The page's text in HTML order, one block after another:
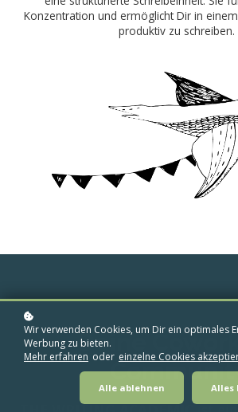
Konzentration und ermöglicht Dir in
produktiv zu schreiben.
Deine
Wir verwenden Cookies, um Dir ein optimales
Werbung zu bieten.
Mehr erfahren oder einzelne Cookies
Alle ablehnen Alles